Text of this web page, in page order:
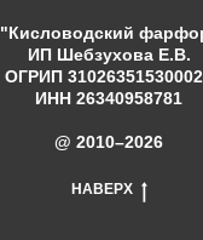
"Кисловодский
ИП Шебзухова Е.В.
ОГРИП
ИНН 26340958781
@ 2010–2026
НАВЕРХ